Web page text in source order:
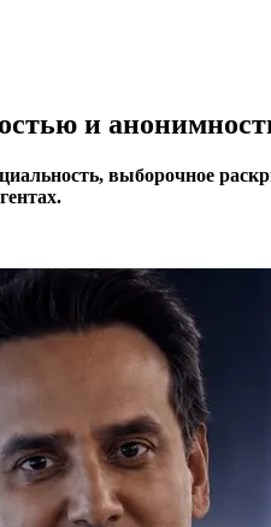
и
выборочное